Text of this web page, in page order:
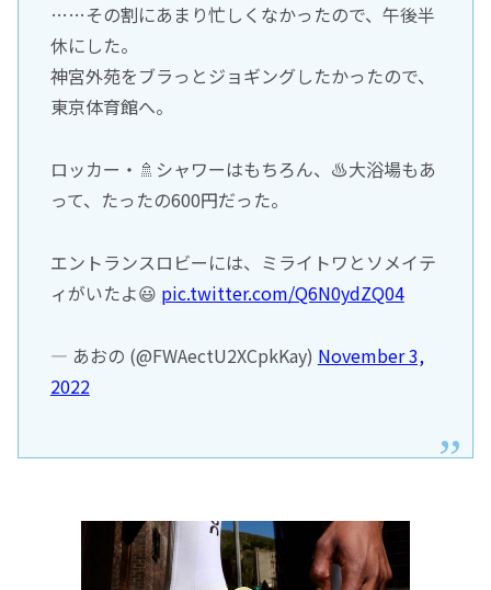
……その割にあまり忙しくなかったので、午後半
休にした。
神宮外苑をブラっとジョギングしたかったので、
東京体育館へ。
ロッカー・🚿シャワーはもちろん、♨️大浴場もあ
って、たったの600円だった。
エントランスロビーには、ミライトワとソメイテ
ィがいたよ😃 pic.twitter.com/Q6N0ydZQ04
— あおの (@FWAectU2XCpkKay) November 3,
2022